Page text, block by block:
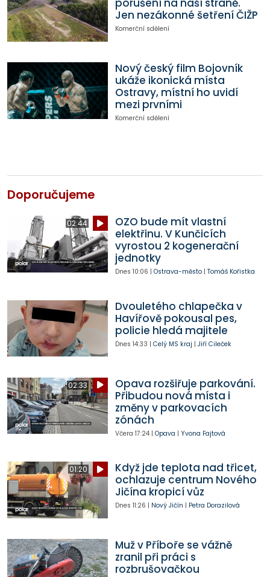
porušení na naší straně.
Jen nezákonné šetření ČIŽP
Komerční sdělení
Nový český film Bojovník
ukáže ikonická místa
Ostravy, místní ho uvidí
mezi prvními
Komerční sdělení
Doporučujeme
02:44
OZO bude mít vlastní
elektřinu. V Kunčicích
vyrostou 2 kogenerační
jednotky
Dnes 10:06 | Ostrava-město| Tomáš Kořistka
Dvouletého chlapečka v
Havířově pokousal pes,
policie hledá majitele
Dnes 14:33 | Celý MS kraj | Jiří Cileček
02:33
Opava rozšiřuje parkování.
Přibudou nová místa i
změny v parkovacích
zónách
Včera 17:24| Opava | Yvona Fajtová
01:20
Když jde teplota nad třicet,
ochlazuje centrum Nového
Jičína kropicí vůz
Dnes 11:26 | Nový Jičín | Petra Dorazilová
Muž v Příboře se vážně
zranil při práci s
rozbrušovačkou